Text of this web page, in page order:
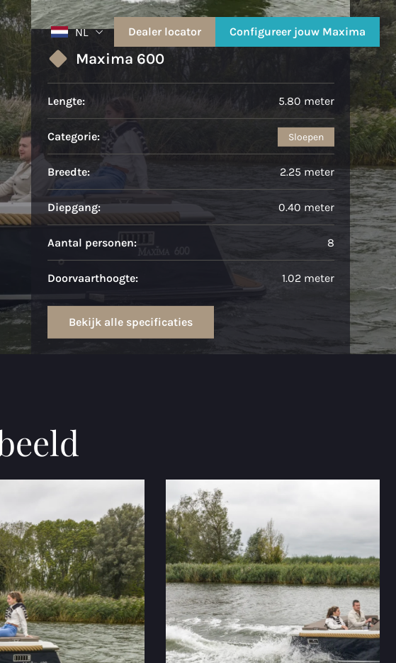
NL Dealer locator Configureer jouw Maxima
Maxima 600
Lengte: 5.80 meter
Categorie: Sloepen
Breedte: 2.25 meter
Diepgang: 0.40 meter
Aantal personen: 8
Doorvaarthoogte: 1.02 meter
Bekijk alle specificaties